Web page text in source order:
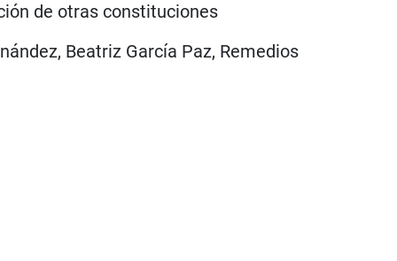
de otras constituciones
Beatriz García Paz, Remedios